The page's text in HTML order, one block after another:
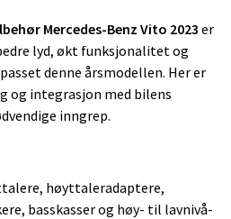
Mercedes-Benz Vito 2023 er
lyd, økt funksjonalitet og
denne årsmodellen. Her er
og integrasjon med bilens
inngrep.
høyttaleradaptere,
basskasser og høy- til lavnivå-